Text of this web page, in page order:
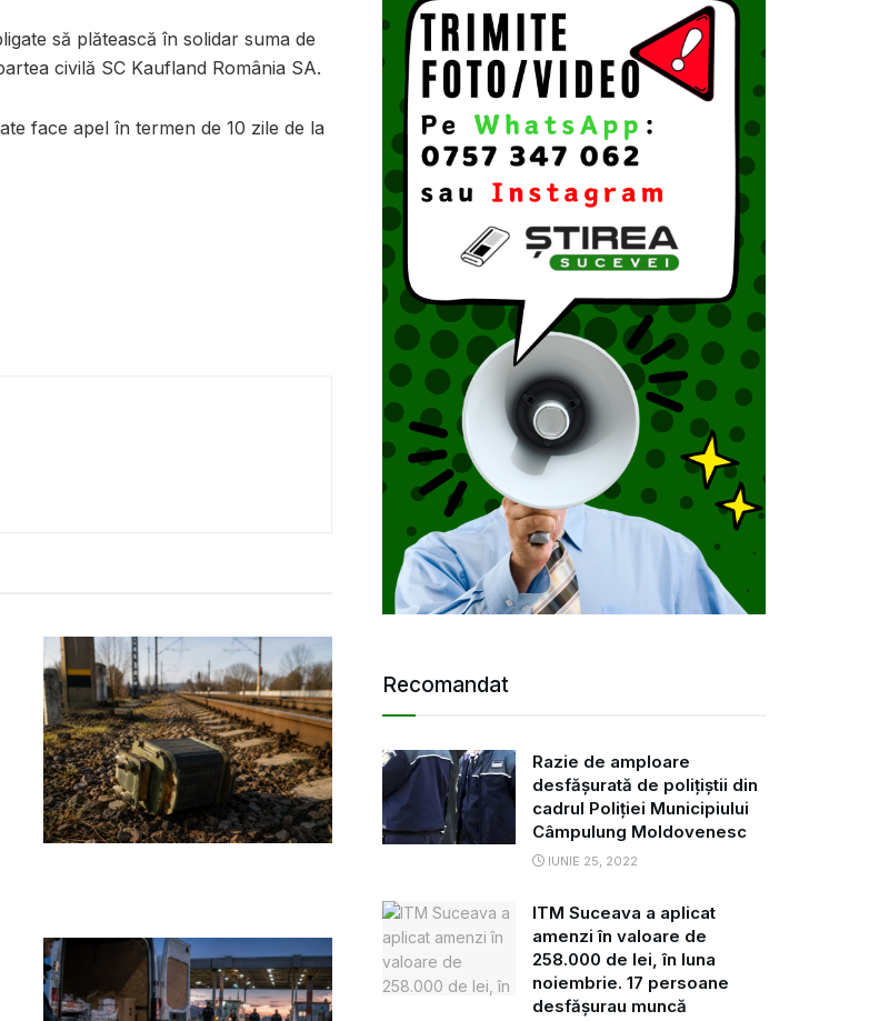
să plătească în solidar suma de
civilă SC Kaufland România SA.
face apel în termen de 10 zile de la
Recomandat
Razie de amploare
desfășurată de polițiștii din
cadrul Poliției Municipiului
Câmpulung Moldovenesc
IUNIE 25, 2022
ITM Suceava a aplicat
amenzi în valoare de
258.000 de lei, în luna
noiembrie. 17 persoane
desfăşurau muncă